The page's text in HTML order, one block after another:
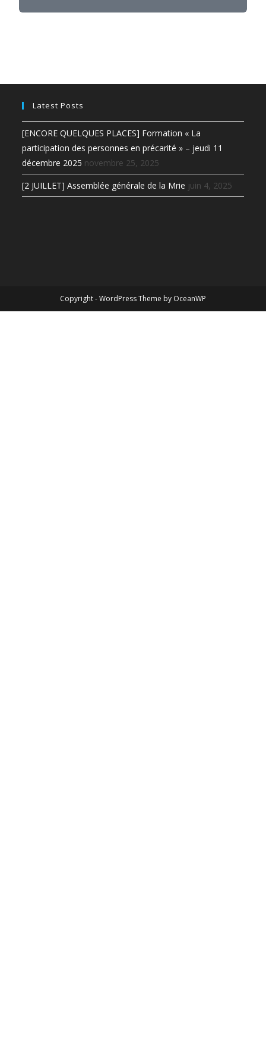
Latest Posts
[ENCORE QUELQUES PLACES] Formation « La
participation des personnes en précarité » – jeudi 11
décembre 2025 novembre 25, 2025
[2 JUILLET] Assemblée générale de la Mrie juin 4, 2025
Copyright - WordPress Theme by OceanWP